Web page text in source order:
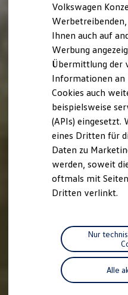
Factory visit
Lifestyle Shop
Golf
ID. Kollektion
Volkswagen
GTI
Fußball Drop
we drive football
#wedriveproud
Besitzer und Service
myVolkswagen
Software Updates
Service und
Inspektion
Reparaturen
Pannen-
Economy
Volkswagen
Zubehör
Schutz und
Volkswagen
Ihnen auch auf
Werbung
Übermittlung der
Informationen an
Cookies auch
beispielsweise
(APIs) eingesetzt.
eines Dritten für
Daten zu
werden, soweit
oftmals mit
Dritten verlinkt.
Alle
Nur